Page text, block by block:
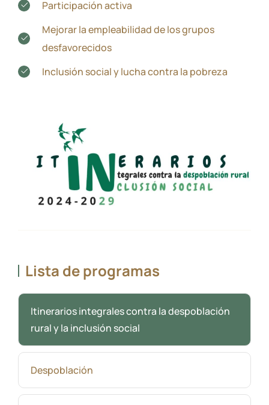
Participación activa
Mejorar la empleabilidad de los grupos
desfavorecidos
Inclusión social y lucha contra la pobreza
Lista de programas
Itinerarios integrales contra la despoblación
rural y la inclusión social
Despoblación